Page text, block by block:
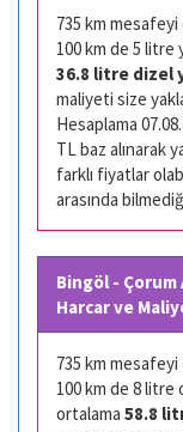
735 km mesafeyi
100 km de 5 litre
36.8 litre dizel
maliyeti size
Hesaplama
TL baz alınarak
farklı fiyatlar
arasında
Bingöl - Çorum
Harcar ve
735 km mesafeyi
100 km de 8 litre
ortalama 58.8